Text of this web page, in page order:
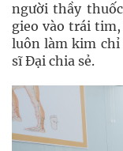
người thầy
gieo vào trái
luôn làm kim
sĩ Đại chia sẻ.